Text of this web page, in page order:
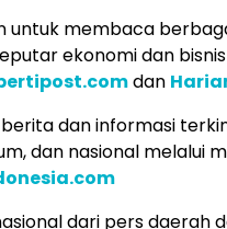
untuk membaca
ekonomi dan
dan
berita dan informasi
dan nasional melalui
dari pers daerah